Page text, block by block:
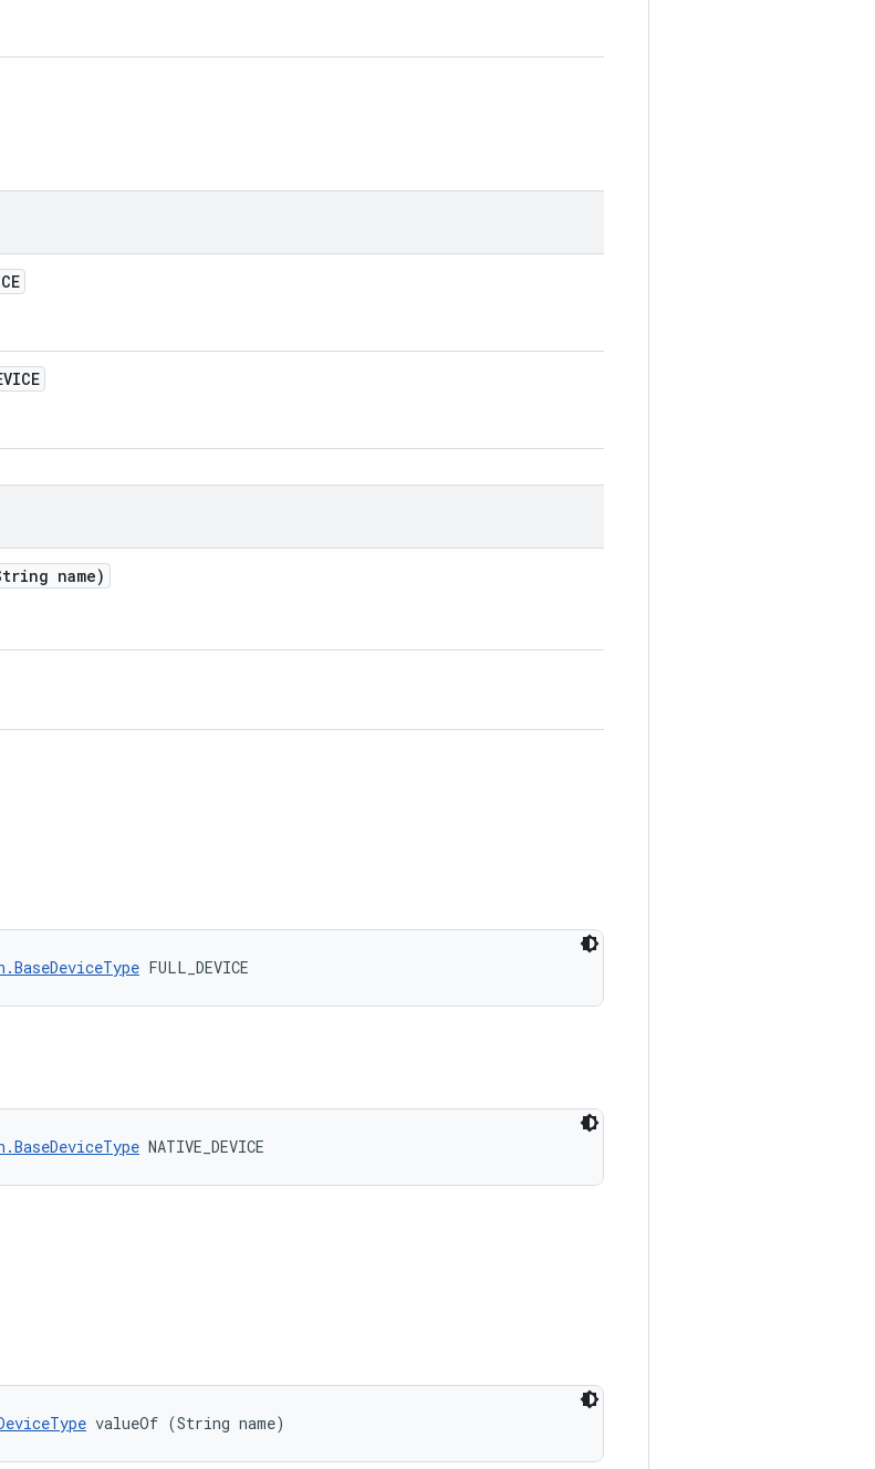
name)
FULL_DEVICE
NATIVE_DEVICE
valueOf (String name)